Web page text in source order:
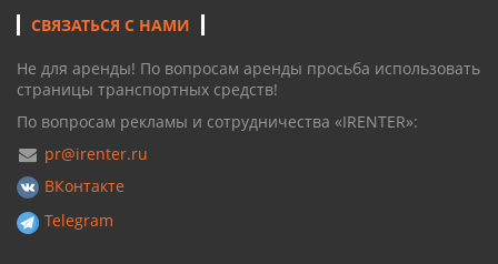
СВЯЗАТЬСЯ С НАМИ
Не для аренды! По вопросам аренды просьба использовать
страницы транспортных средств!
По вопросам рекламы и сотрудничества «IRENTER»:
pr@irenter.ru
ВКонтакте
Telegram